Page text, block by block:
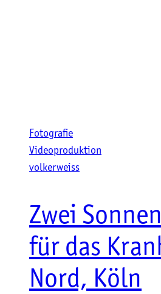
Fotografie
Videoproduktion
volkerweiss
Zwei
für das
Nord, Köln